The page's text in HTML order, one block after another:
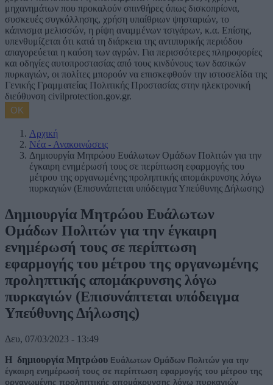
μηχανημάτων που προκαλούν σπινθήρες όπως δισκοπρίονα,
συσκευές συγκόλλησης, χρήση υπαίθριων ψησταριών, το
κάπνισμα μελισσών, η ρίψη αναμμένων τσιγάρων, κ.α. Επίσης,
υπενθυμίζεται ότι κατά τη διάρκεια της αντιπυρικής περιόδου
απαγορεύεται η καύση των αγρών. Για περισσότερες πληροφορίες
και οδηγίες αυτοπροστασίας από τους κινδύνους των δασικών
πυρκαγιών, οι πολίτες μπορούν να επισκεφθούν την ιστοσελίδα της
Γενικής Γραμματείας Πολιτικής Προστασίας στην ηλεκτρονική
διεύθυνση civilprotection.gov.gr.
ΟΚ
Αρχική
Νέα - Ανακοινώσεις
Δημιουργία Μητρώου Ευάλωτων Ομάδων Πολιτών για την
έγκαιρη ενημέρωσή τους σε περίπτωση εφαρμογής του
μέτρου της οργανωμένης προληπτικής απομάκρυνσης λόγω
πυρκαγιών (Επισυνάπτεται υπόδειγμα Υπεύθυνης Δήλωσης)
Δημιουργία Μητρώου Ευάλωτων
Ομάδων Πολιτών για την έγκαιρη
ενημέρωσή τους σε περίπτωση
εφαρμογής του μέτρου της οργανωμένης
προληπτικής απομάκρυνσης λόγω
πυρκαγιών (Επισυνάπτεται υπόδειγμα
Υπεύθυνης Δήλωσης)
Δευ, 07/03/2023 - 13:49
Η δημιουργία Μητρώου Ευάλωτων Ομάδων Πολιτών για την
έγκαιρη ενημέρωσή τους σε περίπτωση εφαρμογής του μέτρου της
οργανωμένης προληπτικής απομάκρυνσης λόγω πυρκαγιών